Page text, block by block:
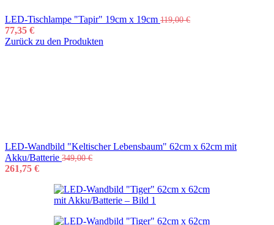
LED-Tischlampe "Tapir" 19cm x 19cm 119,00€
77,35 €
Zurück zu den Produkten
LED-Wandbild "Keltischer Lebensbaum" 62cm x 62cm mit
Akku/Batterie 349,00€
261,75 €